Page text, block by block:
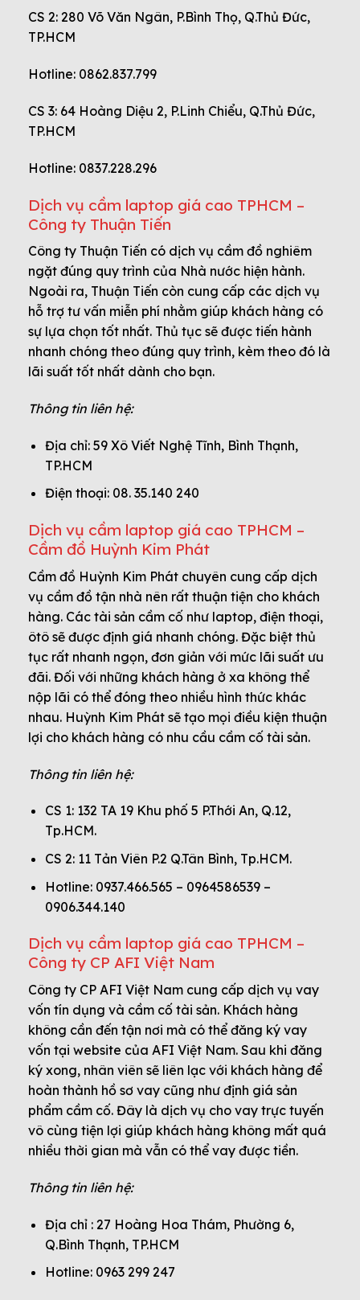
CS 2: 280 Võ Văn Ngân, P.Bình Thọ, Q.Thủ Đức,
TP.HCM
Hotline: 0862.837.799
CS 3: 64 Hoàng Diệu 2, P.Linh Chiểu, Q.Thủ Đức,
TP.HCM
Hotline: 0837.228.296
Dịch vụ cầm laptop giá cao TPHCM –
Công ty Thuận Tiến
Công ty Thuận Tiến có dịch vụ cầm đồ nghiêm
ngặt đúng quy trình của Nhà nước hiện hành.
Ngoài ra, Thuận Tiến còn cung cấp các dịch vụ
hỗ trợ tư vấn miễn phí nhằm giúp khách hàng có
sự lựa chọn tốt nhất. Thủ tục sẽ được tiến hành
nhanh chóng theo đúng quy trình, kèm theo đó là
lãi suất tốt nhất dành cho bạn.
Thông tin liên hệ:
Địa chỉ: 59 Xô Viết Nghệ Tĩnh, Bình Thạnh,
TP.HCM
Điện thoại: 08. 35.140 240
Dịch vụ cầm laptop giá cao TPHCM –
Cầm đồ Huỳnh Kim Phát
Cầm đồ Huỳnh Kim Phát chuyên cung cấp dịch
vụ cầm đồ tận nhà nên rất thuận tiện cho khách
hàng. Các tài sản cầm cố như laptop, điện thoại,
ôtô sẽ được định giá nhanh chóng. Đặc biệt thủ
tục rất nhanh ngọn, đơn giản với mức lãi suất ưu
đãi. Đối với những khách hàng ở xa không thể
nộp lãi có thể đóng theo nhiều hình thức khác
nhau. Huỳnh Kim Phát sẽ tạo mọi điều kiện thuận
lợi cho khách hàng có nhu cầu cầm cố tài sản.
Thông tin liên hệ:
CS 1: 132 TA 19 Khu phố 5 P.Thới An, Q.12,
Tp.HCM.
CS 2: 11 Tản Viên P.2 Q.Tân Bình, Tp.HCM.
Hotline: 0937.466.565 – 0964586539 –
0906.344.140
Dịch vụ cầm laptop giá cao TPHCM –
Công ty CP AFI Việt Nam
Công ty CP AFI Việt Nam cung cấp dịch vụ vay
vốn tín dụng và cầm cố tài sản. Khách hàng
không cần đến tận nơi mà có thể đăng ký vay
vốn tại website của AFI Việt Nam. Sau khi đăng
ký xong, nhân viên sẽ liên lạc với khách hàng để
hoàn thành hồ sơ vay cũng như định giá sản
phẩm cầm cố. Đây là dịch vụ cho vay trực tuyến
vô cùng tiện lợi giúp khách hàng không mất quá
nhiều thời gian mà vẫn có thể vay được tiền.
Thông tin liên hệ:
Địa chỉ : 27 Hoàng Hoa Thám, Phường 6,
Q.Bình Thạnh, TP.HCM
Hotline: 0963 299 247